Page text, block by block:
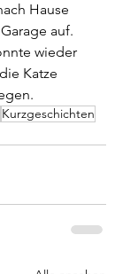
Hause
auf.
wieder
Katze
Kurzgeschichten